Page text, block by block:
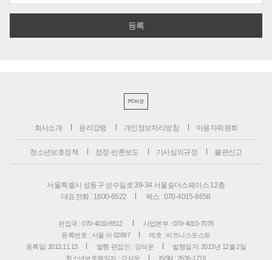
PC버전
회사소개 윤리강령 개인정보처리방침 이용자위원회
청소년보호정책 정정·반론보도 기사심의규정 불편신고
서울특별시 성동구 성수일로 39-34 서울숲더스페이스 12층
대표전화 : 1800-6522
팩스 : 070-4015-8658
편집국 : 070-4010-8512
사업본부 : 070-4010-7078
등록번호 : 서울 아 02897
제호 : 비즈니스포스트
등록일: 2013.11.13
발행·편집인 : 강석운
발행일자: 2013년 12월 2일
청소년보호책임자 : 강석운
ISSN : 2636-171X